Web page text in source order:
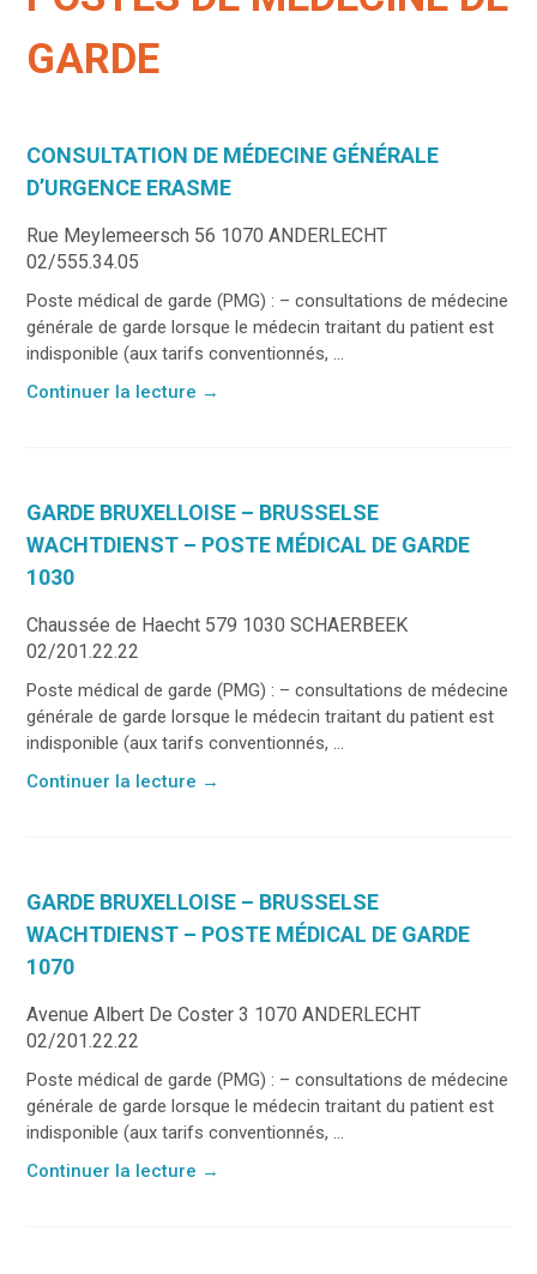
GARDE
CONSULTATION DE MÉDECINE GÉNÉRALE
D’URGENCE ERASME
Rue Meylemeersch 56 1070 ANDERLECHT
02/555.34.05
Poste médical de garde (PMG) : – consultations de médecine
générale de garde lorsque le médecin traitant du patient est
indisponible (aux tarifs conventionnés, ...
Continuer la lecture →
GARDE BRUXELLOISE – BRUSSELSE
WACHTDIENST – POSTE MÉDICAL DE GARDE
1030
Chaussée de Haecht 579 1030 SCHAERBEEK
02/201.22.22
Poste médical de garde (PMG) : – consultations de médecine
générale de garde lorsque le médecin traitant du patient est
indisponible (aux tarifs conventionnés, ...
Continuer la lecture →
GARDE BRUXELLOISE – BRUSSELSE
WACHTDIENST – POSTE MÉDICAL DE GARDE
1070
Avenue Albert De Coster 3 1070 ANDERLECHT
02/201.22.22
Poste médical de garde (PMG) : – consultations de médecine
générale de garde lorsque le médecin traitant du patient est
indisponible (aux tarifs conventionnés, ...
Continuer la lecture →